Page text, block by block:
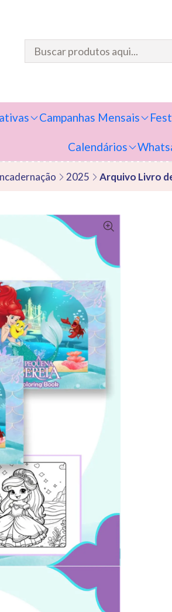
Campanhas Mensais
Calendários
2025 Arquivo Livro